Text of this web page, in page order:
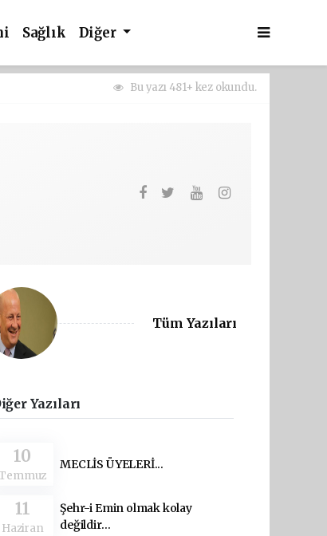
Sağlık Diğer
Bu yazı 481+ kez okundu.
Tüm Yazıları
Yazıları
10 MECLİS ÜYELERİ...
11
Haziran
Şehr-i Emin olmak kolay
değildir…